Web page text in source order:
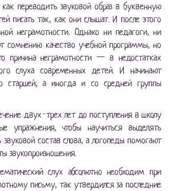
переводить звуковой образ в буквенную
писать так, как они слышат. И после этого
неграмотности. Однако ни педагоги, ни
сомнению качество учебной программы, но
причина неграмотности — в недостатках
слуха современных детей. И начинают
старшей, а иногда и со средней группы
двух-трех лет до поступления в школу
упражнения, чтобы научиться выделять
состав слова, а логопеды помогают
звукопроизношения.
слух абсолютно необходим при
письму, так утвердился за последние